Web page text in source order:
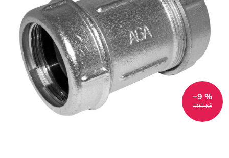
595 Kč
–9 %